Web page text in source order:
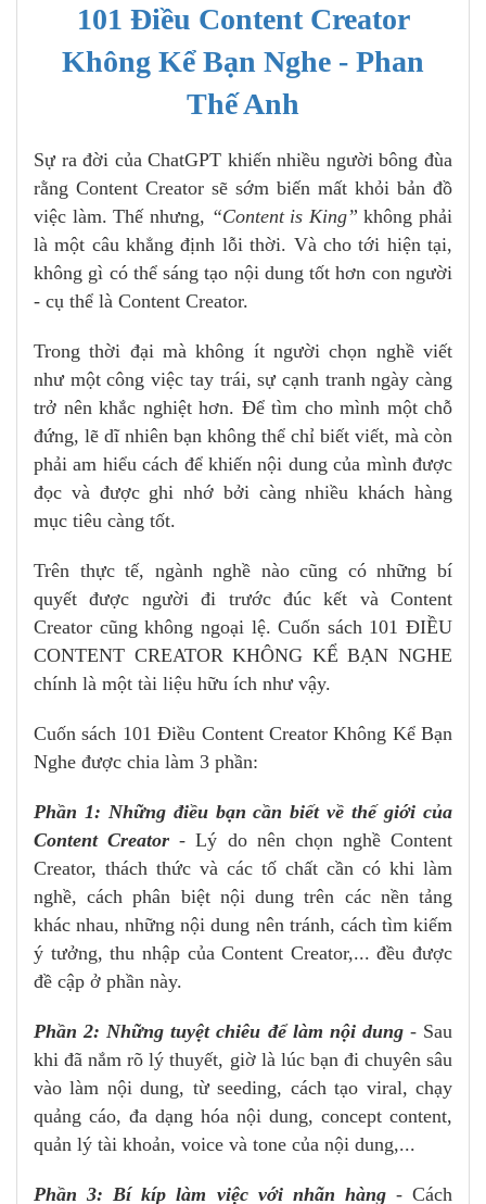
101 Điều Content Creator
Không Kể Bạn Nghe - Phan
Thế Anh
Sự ra đời của ChatGPT khiến nhiều người bông đùa
rằng Content Creator sẽ sớm biến mất khỏi bản đồ
việc làm. Thế nhưng, “Content is King” không phải
là một câu khẳng định lỗi thời. Và cho tới hiện tại,
không gì có thể sáng tạo nội dung tốt hơn con người
- cụ thể là Content Creator.
Trong thời đại mà không ít người chọn nghề viết
như một công việc tay trái, sự cạnh tranh ngày càng
trở nên khắc nghiệt hơn. Để tìm cho mình một chỗ
đứng, lẽ dĩ nhiên bạn không thể chỉ biết viết, mà còn
phải am hiểu cách để khiến nội dung của mình được
đọc và được ghi nhớ bởi càng nhiều khách hàng
mục tiêu càng tốt.
Trên thực tế, ngành nghề nào cũng có những bí
quyết được người đi trước đúc kết và Content
Creator cũng không ngoại lệ. Cuốn sách 101 ĐIỀU
CONTENT CREATOR KHÔNG KỂ BẠN NGHE
chính là một tài liệu hữu ích như vậy.
Cuốn sách 101 Điều Content Creator Không Kể Bạn
Nghe được chia làm 3 phần:
Phần 1: Những điều bạn cần biết về thế giới của
Content Creator - Lý do nên chọn nghề Content
Creator, thách thức và các tố chất cần có khi làm
nghề, cách phân biệt nội dung trên các nền tảng
khác nhau, những nội dung nên tránh, cách tìm kiếm
ý tưởng, thu nhập của Content Creator,... đều được
đề cập ở phần này.
Phần 2: Những tuyệt chiêu để làm nội dung- Sau
khi đã nắm rõ lý thuyết, giờ là lúc bạn đi chuyên sâu
vào làm nội dung, từ seeding, cách tạo viral, chạy
quảng cáo, đa dạng hóa nội dung, concept content,
quản lý tài khoản, voice và tone của nội dung,...
Phần 3: Bí kíp làm việc với nhãn hàng- Cách